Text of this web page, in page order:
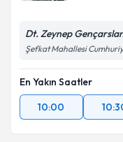
Dt. Zeynep
Şefkat Mahallesi
En Yakın Saatler
10:00